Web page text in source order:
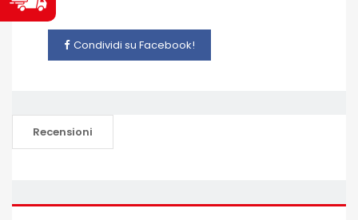
Condividi su Facebook!
Recensioni